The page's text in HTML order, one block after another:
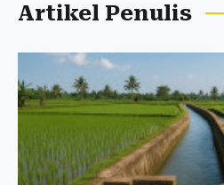
Artikel Penulis